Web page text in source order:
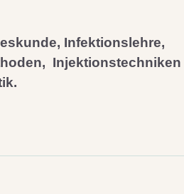
Infektionslehre,
Injektionstechniken